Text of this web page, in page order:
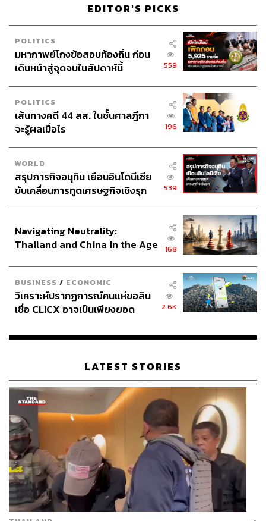
EDITOR'S PICKS
POLITICS
มหากาพย์โกงข้อสอบท้องถิ่น ก่อน
เดินหน้าสู่จุดจบในสัปดาห์นี้
559
POLITICS
เส้นทางคดี 44 สส. ในชั้นศาลฎีกา
จะรู้ผลเมื่อไร
196
WORLD
สรุปภารกิจอนุทิน เยือนอินโดนีเซีย
ขับเคลื่อนการทูตเศรษฐกิจเชิงรุก
539
Navigating Neutrality:
Thailand and China in the Age
168
BUSINESS / ECONOMIC
วิเคราะห์ปรากฏการณ์คนแห่ขอสิน
เชื่อ CLICX อาจเป็นเพียงยอด
เรือนไทยที่ถูกซุกไว้
2.6K
LATEST STORIES